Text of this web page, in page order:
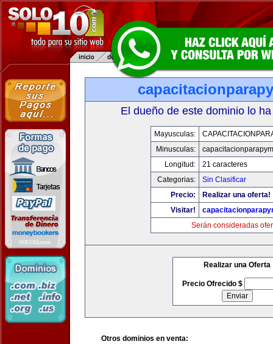
El dueño de este dominio lo
Mayusculas:
Minusculas:
Longitud:
21 caracteres
Categorias:
Sin Clasificar
Precio:
Realizar una oferta!
Visitar!
Serán consideradas
Realizar una Oferta
Precio Ofrecido $
Otros dominios en venta: